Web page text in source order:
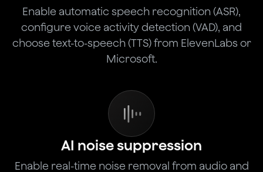
Enable automatic speech recognition (ASR),
configure voice activity detection (VAD), and
choose text-to-speech (TTS) from ElevenLabs or
Microsoft.
AI noise suppression
Enable real-time noise removal from audio and